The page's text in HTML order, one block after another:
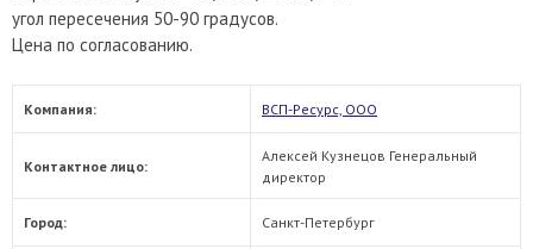
угол пересечения 50-90 градусов.
Цена по согласованию.
Компания: ВСП-Ресурс, ООО
Контактное лицо:
Алексей Кузнецов Генеральный
директор
Город: Санкт-Петербург